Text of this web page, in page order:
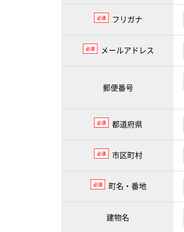
必須 フリガナ
必須 メールアドレス
郵便番号
必須 都道府県
必須 市区町村
必須 町名・番地
建物名